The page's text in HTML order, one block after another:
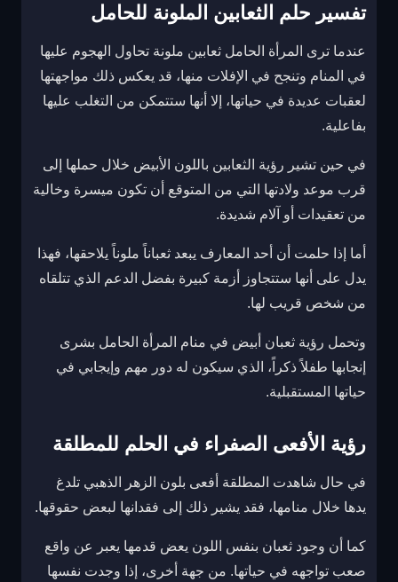
تفسير حلم الثعابين الملونة للحامل
عندما ترى المرأة الحامل ثعابين ملونة تحاول الهجوم عليها
في المنام وتنجح في الإفلات منها، قد يعكس ذلك مواجهتها
لعقبات عديدة في حياتها، إلا أنها ستتمكن من التغلب عليها
بفاعلية.
في حين تشير رؤية الثعابين باللون الأبيض خلال حملها إلى
قرب موعد ولادتها التي من المتوقع أن تكون ميسرة وخالية
من تعقيدات أو آلام شديدة.
أما إذا حلمت أن أحد المعارف يبعد ثعباناً ملوناً يلاحقها، فهذا
يدل على أنها ستتجاوز أزمة كبيرة بفضل الدعم الذي تتلقاه
من شخص قريب لها.
وتحمل رؤية ثعبان أبيض في منام المرأة الحامل بشرى
إنجابها طفلاً ذكراً، الذي سيكون له دور مهم وإيجابي في
حياتها المستقبلية.
رؤية الأفعى الصفراء في الحلم للمطلقة
في حال شاهدت المطلقة أفعى بلون الزهر الذهبي تلدغ
يدها خلال منامها، فقد يشير ذلك إلى فقدانها لبعض حقوقها.
كما أن وجود ثعبان بنفس اللون يعض قدمها يعبر عن واقع
صعب تواجهه في حياتها. من جهة أخرى، إذا وجدت نفسها